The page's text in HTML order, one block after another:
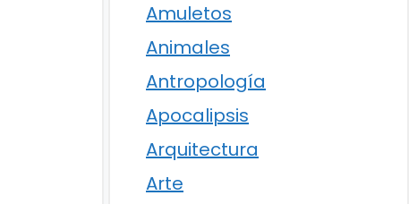
Amuletos
Animales
Antropología
Apocalipsis
Arquitectura
Arte